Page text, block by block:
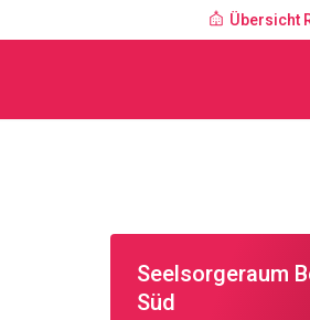
Übersicht
Seelsorgeraum
Süd